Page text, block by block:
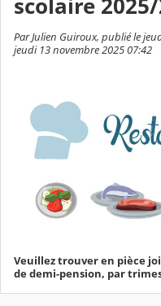
scolaire
Par Julien Guiroux, publié le
jeudi 13 novembre 2025 07:42
Veuillez trouver en pièce
de demi-pension, par